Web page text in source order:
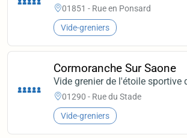
01851 - Rue en Ponsard
Vide-greniers
Cormoranche Sur Saone
Vide grenier de l'étoile sportive
01290 - Rue du Stade
Vide-greniers